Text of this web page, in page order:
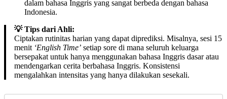
dalam bahasa Inggris yang sangat berbeda dengan bahasa
Indonesia.
💡 Tips dari Ahli:
Ciptakan rutinitas harian yang dapat diprediksi. Misalnya, sesi 15
menit ‘English Time’ setiap sore di mana seluruh keluarga
bersepakat untuk hanya menggunakan bahasa Inggris dasar atau
mendengarkan cerita berbahasa Inggris. Konsistensi
mengalahkan intensitas yang hanya dilakukan sesekali.